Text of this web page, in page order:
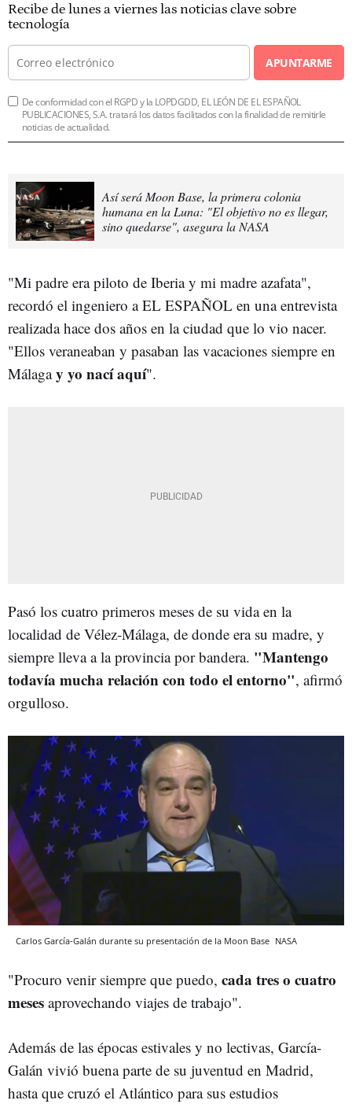
Recibe de lunes a viernes las noticias clave sobre
tecnología
APUNTARME
De conformidad con el RGPD y la LOPDGDD, EL LEÓN DE EL ESPAÑOL
PUBLICACIONES, S.A. tratará los datos facilitados con la finalidad de remitirle
noticias de actualidad.
Así será Moon Base, la primera colonia
humana en la Luna: "El objetivo no es llegar,
sino quedarse", asegura la NASA
"Mi padre era piloto de Iberia y mi madre azafata",
recordó el ingeniero a EL ESPAÑOL en una entrevista
realizada hace dos años en la ciudad que lo vio nacer.
"Ellos veraneaban y pasaban las vacaciones siempre en
Málagay yo nací aquí".
Pasó los cuatro primeros meses de su vida en la
localidad de Vélez-Málaga, de donde era su madre, y
siempre lleva a la provincia por bandera. "Mantengo
todavía mucha relación con todo el entorno", afirmó
orgulloso.
Carlos García-Galán durante su presentación de la Moon Base NASA
"Procuro venir siempre que puedo, cada tres o cuatro
meses aprovechando viajes de trabajo".
Además de las épocas estivales y no lectivas, García-
Galán vivió buena parte de su juventud en Madrid,
hasta que cruzó el Atlántico para sus estudios